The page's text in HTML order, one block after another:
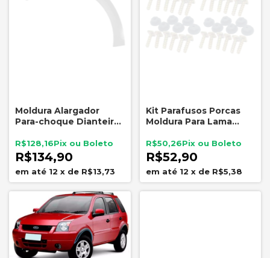
Moldura Alargador
Para-choque Dianteiro
Original VW
R$134,90
R$128,16
12 x de R$13,73
Kit Parafusos Porcas
Moldura Para Lama
R$52,90
R$50,26
12 x de R$5,38